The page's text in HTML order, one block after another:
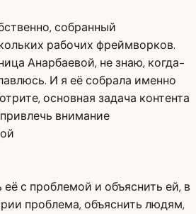
собранный
рабочих фреймворков.
Анарбаевой, не знаю, когда-
И я её собрала именно
основная задача контента
внимание
её с проблемой и объяснить ей, в
проблема, объяснить людям,